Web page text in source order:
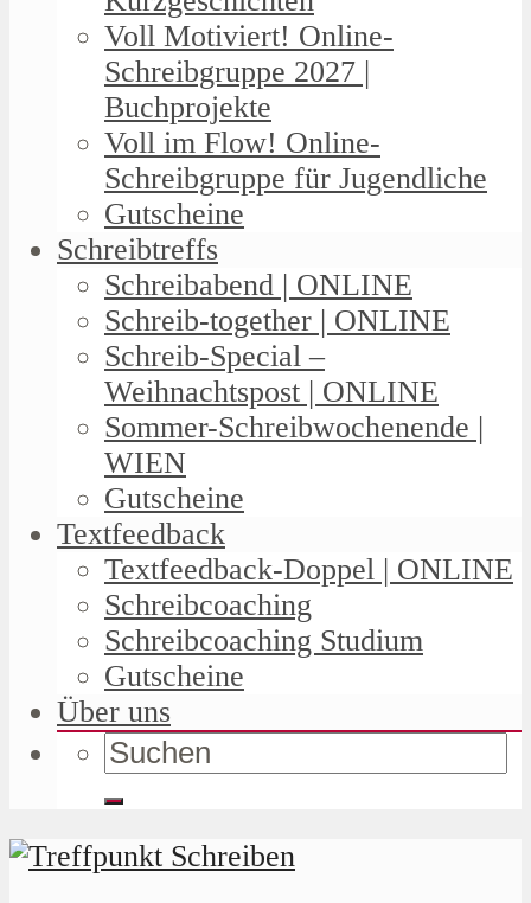
Voll Motiviert! Online-
Schreibgruppe 2027 |
Buchprojekte
Voll im Flow! Online-
Schreibgruppe für Jugendliche
Gutscheine
Schreibtreffs
Schreibabend | ONLINE
Schreib-together | ONLINE
Schreib-Special –
Weihnachtspost | ONLINE
Sommer-Schreibwochenende |
WIEN
Gutscheine
Textfeedback
Textfeedback-Doppel | ONLINE
Schreibcoaching
Schreibcoaching Studium
Gutscheine
Über uns